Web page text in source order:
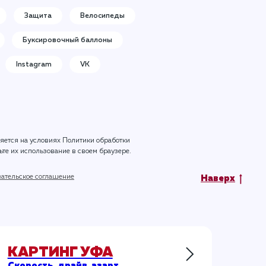
Защита Велосипеды
Буксировочный баллоны
Instagram VK
на условиях
Политики обработки
их использование в своем браузере.
соглашение Наверх
КАРТИНГ УФА